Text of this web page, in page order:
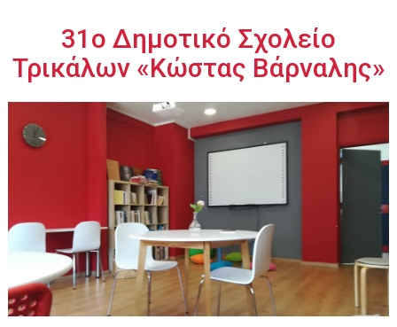
περιεχόμενο31ο Δημοτικό Σχολείο
Τρικάλων «Κώστας Βάρναλης»